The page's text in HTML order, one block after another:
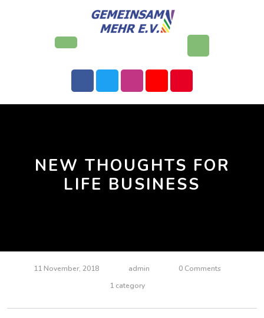
Button
NEW THOUGHTS FOR
LIFE BUSINESS
11 November, 2018 admin
0 Comments
1 category